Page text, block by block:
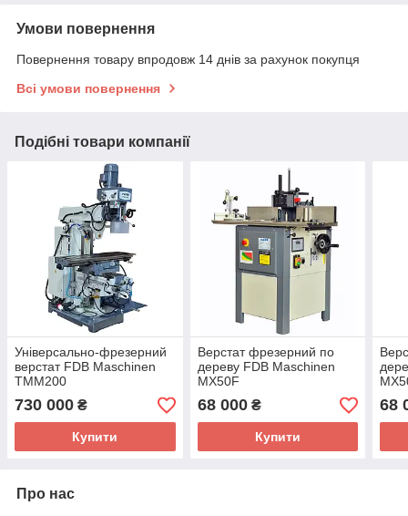
Умови повернення
Повернення товару впродовж 14 днів за рахунок покупця
Всі умови повернення
Подібні товари компанії
Універсально-фрезерний
верстат FDB Maschinen
TMM200
730 000 ₴
Купити
Верстат фрезерний по
дереву FDB Maschinen
MX50F
68 000₴
Купити
68
Про нас